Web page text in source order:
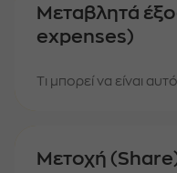
Μεταβλητά
expenses)
Τι μπορεί να είναι
Μετοχή